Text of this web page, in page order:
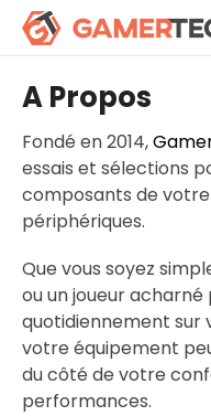
A Propos
Fondé en 2014,
essais et sélections
composants de
périphériques.
Que vous soyez
ou un joueur
quotidiennement sur
votre équipement
du côté de votre
performances.